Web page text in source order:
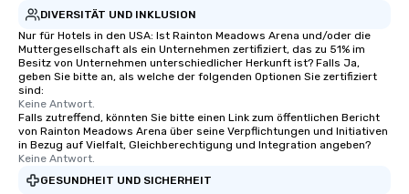
DIVERSITÄT UND INKLUSION
Nur für Hotels in den USA: Ist Rainton Meadows Arena und/oder die
Muttergesellschaft als ein Unternehmen zertifiziert, das zu 51% im
Besitz von Unternehmen unterschiedlicher Herkunft ist? Falls Ja,
geben Sie bitte an, als welche der folgenden Optionen Sie zertifiziert
sind:
Keine Antwort.
Falls zutreffend, könnten Sie bitte einen Link zum öffentlichen Bericht
von Rainton Meadows Arena über seine Verpflichtungen und Initiativen
in Bezug auf Vielfalt, Gleichberechtigung und Integration angeben?
Keine Antwort.
GESUNDHEIT UND SICHERHEIT